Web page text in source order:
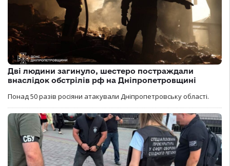
Дві людини загинуло, шестеро постраждали
внаслідок обстрілів рф на Дніпропетровщині
Понад 50 разів росіяни атакували Дніпропетровську області.